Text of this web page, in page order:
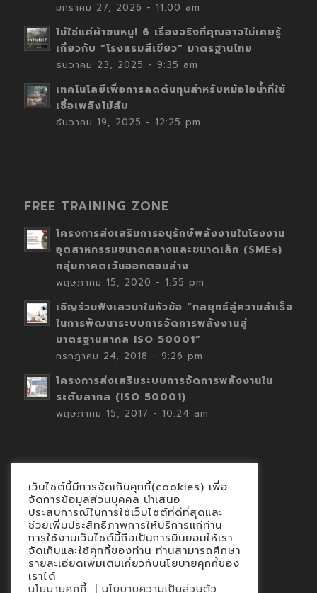
มกราคม 27, 2026 - 11:00 am
ไม่ใช่แค่ผ้าขนหนู! 6 เรื่องจริงที่คุณอาจไม่เคยรู้
เกี่ยวกับ “โรงแรมสีเขียว” มาตรฐานไทย
ธันวาคม 23, 2025 - 9:35 am
เทคโนโลยีเพื่อการลดต้นทุนสำหรับหม้อไอน้ำที่ใช้
เชื้อเพลิงไม้สับ
ธันวาคม 19, 2025 - 12:25 pm
FREE TRAINING ZONE
โครงการส่งเสริมการอนุรักษ์พลังงานในโรงงาน
อุตสาหกรรมขนาดกลางและขนาดเล็ก (SMEs)
กลุ่มภาคตะวันออกตอนล่าง
พฤษภาคม 15, 2020 - 1:55 pm
เชิญร่วมฟังเสวนาในหัวข้อ “กลยุทธ์สู่ความสำเร็จ
ในการพัฒนาระบบการจัดการพลังงานสู่
มาตรฐานสากล ISO 50001”
กรกฎาคม 24, 2018 - 9:26 pm
โครงการส่งเสริมระบบการจัดการพลังงานใน
ระดับสากล (ISO 50001)
พฤษภาคม 15, 2017 - 10:24 am
Contact
นโยบายคุกกี้
นโยบายข้อมูลส่วนบุคคล
เว็บไซต์นี้มีการจัดเก็บคุกกี้(cookies) เพื่อ
จัดการข้อมูลส่วนบุคคล นำเสนอ
ประสบการณ์ในการใช้เว็บไซต์ที่ดีที่สุดและ
ช่วยเพิ่มประสิทธิภาพการให้บริการแก่ท่าน
การใช้งานเว็บไซต์นี้ถือเป็นการยินยอมให้เรา
จัดเก็บและใช้คุกกี้ของท่าน ท่านสามารถศึกษา
รายละเอียดเพิ่มเติมเกี่ยวกับนโยบายคุกกี้ของ
เราได้
นโยบายคุกกี้ | นโยบายความเป็นส่วนตัว